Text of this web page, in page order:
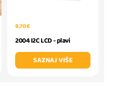
9,70 €
2004 I2C LCD - plavi
SAZNAJ VIŠE